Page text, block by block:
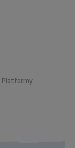
Platformy